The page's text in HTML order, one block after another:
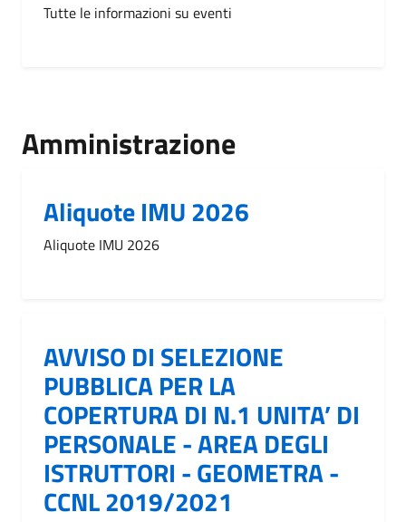
Tutte le informazioni su eventi
Amministrazione
Aliquote IMU 2026
Aliquote IMU 2026
AVVISO DI SELEZIONE
PUBBLICA PER LA
COPERTURA DI N.1 UNITA’ DI
PERSONALE - AREA DEGLI
ISTRUTTORI - GEOMETRA -
CCNL 2019/2021